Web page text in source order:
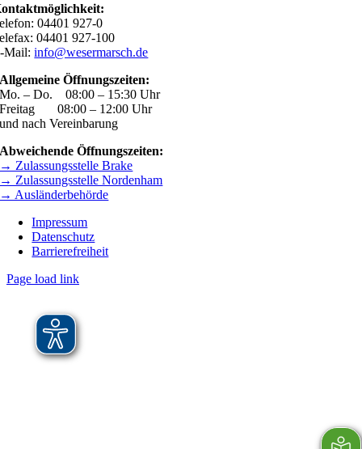
04401 927-0
04401 927-100
Mail:info@wesermarsch.de
Allgemeine Öffnungszeiten:
Mo. – Do. 08:00 – 15:30 Uhr
Freitag 08:00 – 12:00 Uhr
und nach Vereinbarung
Abweichende Öffnungszeiten:
→ Zulassungsstelle Brake
→ Zulassungsstelle Nordenham
→ Ausländerbehörde
Impressum
Datenschutz
Barrierefreiheit
Page load link